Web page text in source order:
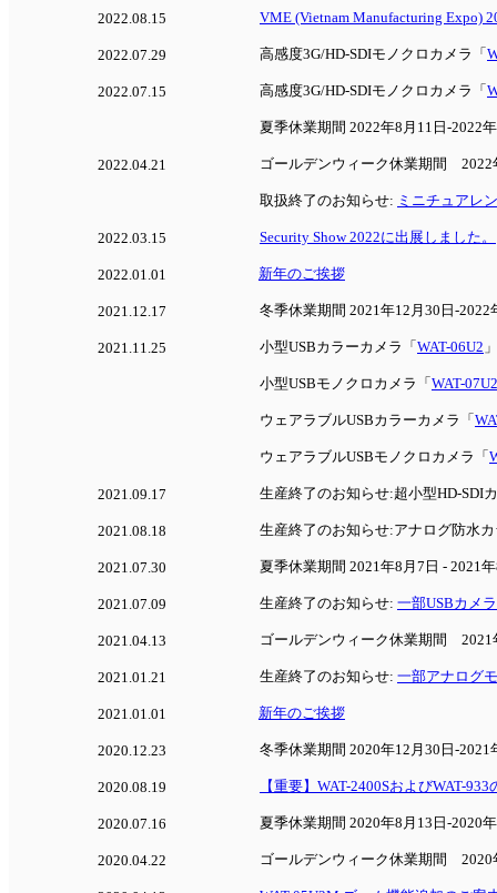
2022.08.15 VME (Vietnam Manufacturing Expo)
2022.07.29 高感度3G/HD-SDIモノクロカメラ「
2022.07.15 高感度3G/HD-SDIモノクロカメラ「
夏季休業期間 2022年8月11日-2022
2022.04.21 ゴールデンウィーク休業期間 2022
取扱終了のお知らせ: ミニチュアレ
2022.03.15 Security Show 2022に出展しました。
2022.01.01 新年のご挨拶
2021.12.17 冬季休業期間 2021年12月30日-2022
2021.11.25 小型USBカラーカメラ「 WAT-06U2
小型USBモノクロカメラ「 WAT-07U2
ウェアラブルUSBカラーカメラ「
ウェアラブルUSBモノクロカメラ「
2021.09.17 生産終了のお知らせ:超小型HD-SDI
2021.08.18 生産終了のお知らせ:アナログ防水
2021.07.30 夏季休業期間 2021年8月7日 - 2021
2021.07.09 生産終了のお知らせ: 一部USBカメラ
2021.04.13 ゴールデンウィーク休業期間 2021
2021.01.21 生産終了のお知らせ: 一部アナログ
2021.01.01 新年のご挨拶
2020.12.23 冬季休業期間 2020年12月30日-2021
2020.08.19 【重要】WAT-2400SおよびWAT-
2020.07.16 夏季休業期間 2020年8月13日-2020
2020.04.22 ゴールデンウィーク休業期間 2020